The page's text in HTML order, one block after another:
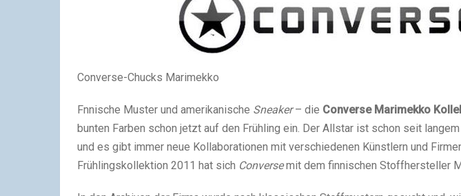
Converse-Chucks Marimekko
Fnnische Muster und amerikanische Sneaker– die Converse Marimekko
bunten Farben schon jetzt auf den Frühling ein. Der Allstar ist schon seit
und es gibt immer neue Kollaborationen mit verschiedenen Künstlern und
Frühlingskollektion 2011 hat sich Conversemit dem finnischen Stoffhersteller